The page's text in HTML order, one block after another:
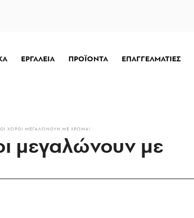
ΕΡΓΑΛΕΙΑ ΠΡΟΪΟΝΤΑ ΕΠΑΓΓΕΛΜΑΤΙΕΣ
ΧΏΡΟΙ ΜΕΓΑΛΏΝΟΥΝ ΜΕ ΧΡΏΜΑ!
μεγαλώνουν με